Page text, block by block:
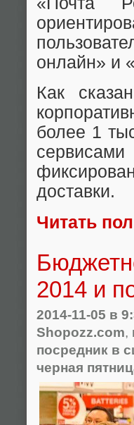
онлайн» и
Как
более 1
доставки.
Читать
2014 и
2014-11-05 в
Shopozz.com,
посредник в
черная